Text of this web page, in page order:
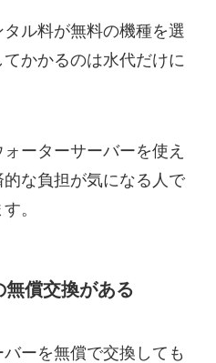
ル料が無料の機種を選
かかるのは水代だけに
ーターサーバーを使え
な負担が気になる人で
。
償交換がある
ーを無償で交換しても